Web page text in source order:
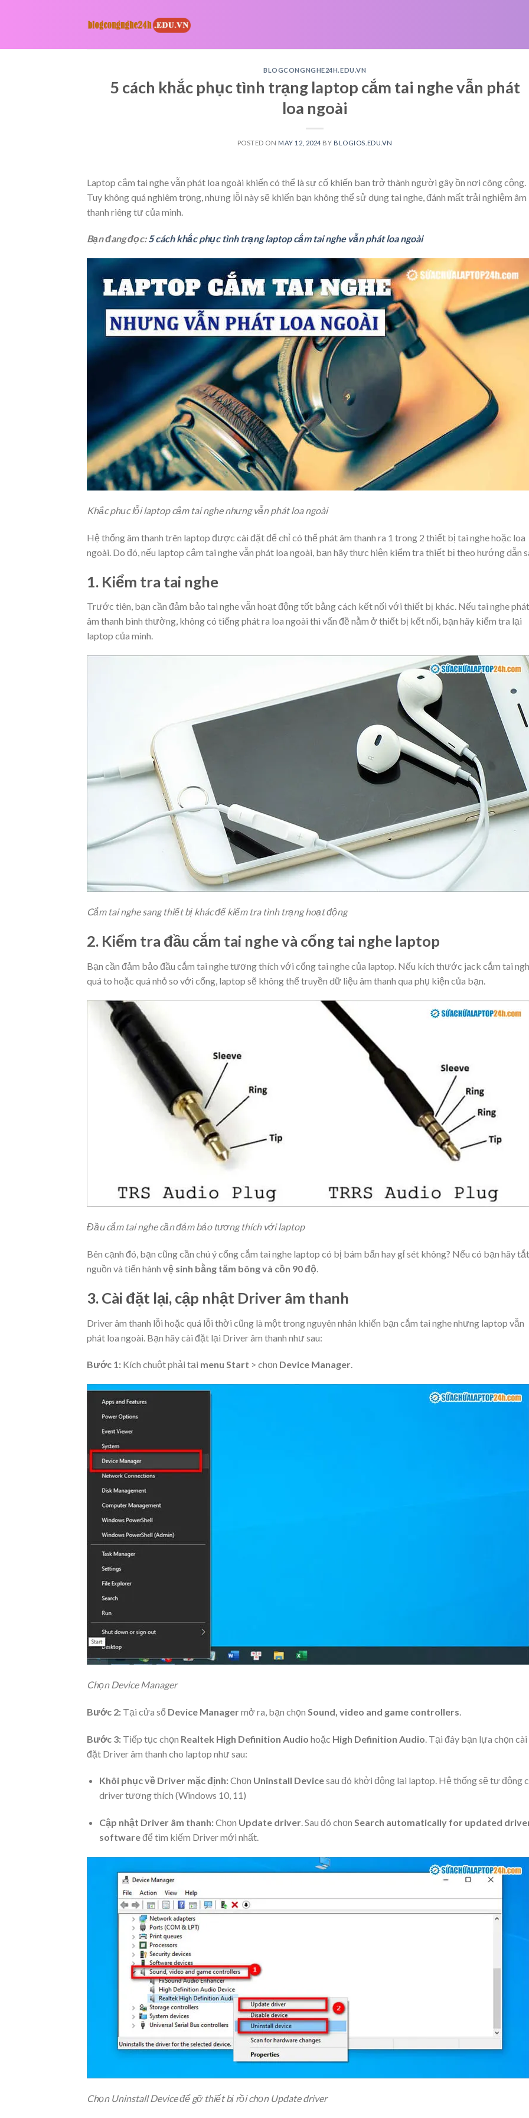
BLOGCONGNGHE24H.EDU.VN
5 cách khắc phục tình trạng laptop cắm tai nghe vẫn phát
loa ngoài
POSTED ON MAY 12, 2024 BY BLOGIOS.EDU.VN
Laptop cắm tai nghe vẫn phát loa ngoài khiến có thể là sự cố khiến bạn trở thành người gây ồn nơi công cộng.
Tuy không quá nghiêm trọng, nhưng lỗi này sẽ khiến bạn không thể sử dụng tai nghe, đánh mất trải nghiệm âm
thanh riêng tư của mình.
Bạn đang đọc:5 cách khắc phục tình trạng laptop cắm tai nghe vẫn phát loa ngoài
Khắc phục lỗi laptop cắm tai nghe nhưng vẫn phát loa ngoài
Hệ thống âm thanh trên laptop được cài đặt để chỉ có thể phát âm thanh ra 1 trong 2 thiết bị tai nghe hoặc loa
ngoài. Do đó, nếu laptop cắm tai nghe vẫn phát loa ngoài, bạn hãy thực hiện kiểm tra thiết bị theo hướng dẫn
1. Kiểm tra tai nghe
Trước tiên, bạn cần đảm bảo tai nghe vẫn hoạt động tốt bằng cách kết nối với thiết bị khác. Nếu tai nghe phát
âm thanh bình thường, không có tiếng phát ra loa ngoài thì vấn đề nằm ở thiết bị kết nối, bạn hãy kiểm tra lại
laptop của mình.
Cắm tai nghe sang thiết bị khác để kiểm tra tình trạng hoạt động
2. Kiểm tra đầu cắm tai nghe và cổng tai nghe laptop
Bạn cần đảm bảo đầu cắm tai nghe tương thích với cổng tai nghe của laptop. Nếu kích thước jack cắm tai
quá to hoặc quá nhỏ so với cổng, laptop sẽ không thể truyền dữ liệu âm thanh qua phụ kiện của bạn.
Đầu cắm tai nghe cần đảm bảo tương thích với laptop
Bên cạnh đó, bạn cũng cần chú ý cổng cắm tai nghe laptop có bị bám bẩn hay gỉ sét không? Nếu có bạn hãy tắt
nguồn và tiến hành vệ sinh bằng tăm bông và cồn 90 độ.
3. Cài đặt lại, cập nhật Driver âm thanh
Driver âm thanh lỗi hoặc quá lỗi thời cũng là một trong nguyên nhân khiến bạn cắm tai nghe nhưng laptop vẫn
phát loa ngoài. Bạn hãy cài đặt lại Driver âm thanh như sau:
Bước 1: Kích chuột phải tại menu Start > chọn Device Manager.
Chọn Device Manager
Bước 2: Tại cửa sổ Device Managermở ra, bạn chọn Sound, video and game controllers
Bước 3: Tiếp tục chọn Realtek High Definition Audio hoặc High Definition Audio . Tại đây bạn lựa chọn cài
đặt Driver âm thanh cho laptop như sau:
Khôi phục về Driver mặc định:Chọn Uninstall Devicesau đó khởi động lại laptop. Hệ thống sẽ tự động
driver tương thích (Windows 10, 11)
Cập nhật Driver âm thanh:Chọn Update driver. Sau đó chọn Search automatically for updated
softwaređể tìm kiếm Driver mới nhất.
Chọn Uninstall Device để gỡ thiết bị rồi chọn Update driver